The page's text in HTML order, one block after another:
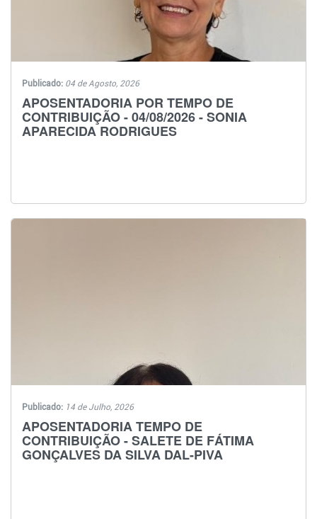
Publicado: 04 de Agosto, 2026
APOSENTADORIA POR TEMPO DE
CONTRIBUIÇÃO - 04/08/2026 - SONIA
APARECIDA RODRIGUES
Publicado: 14 de Julho, 2026
APOSENTADORIA TEMPO DE
CONTRIBUIÇÃO - SALETE DE FÁTIMA
GONÇALVES DA SILVA DAL-PIVA